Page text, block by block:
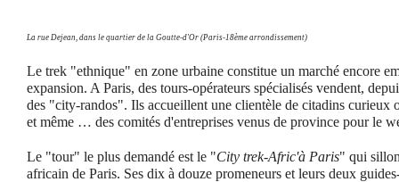
La rue Dejean, dans le quartier de la Goutte-d'Or (Paris-18ème arrondissement)
Le trek "ethnique" en zone urbaine constitue un marché encore
expansion. A Paris, des tours-opérateurs spécialisés vendent,
des "city-randos". Ils accueillent une clientèle de citadins curieux
et même … des comités d'entreprises venus de province pour le
Le "tour" le plus demandé est le "City trek-Afric'à Paris" qui
africain de Paris. Ses dix à douze promeneurs et leurs deux